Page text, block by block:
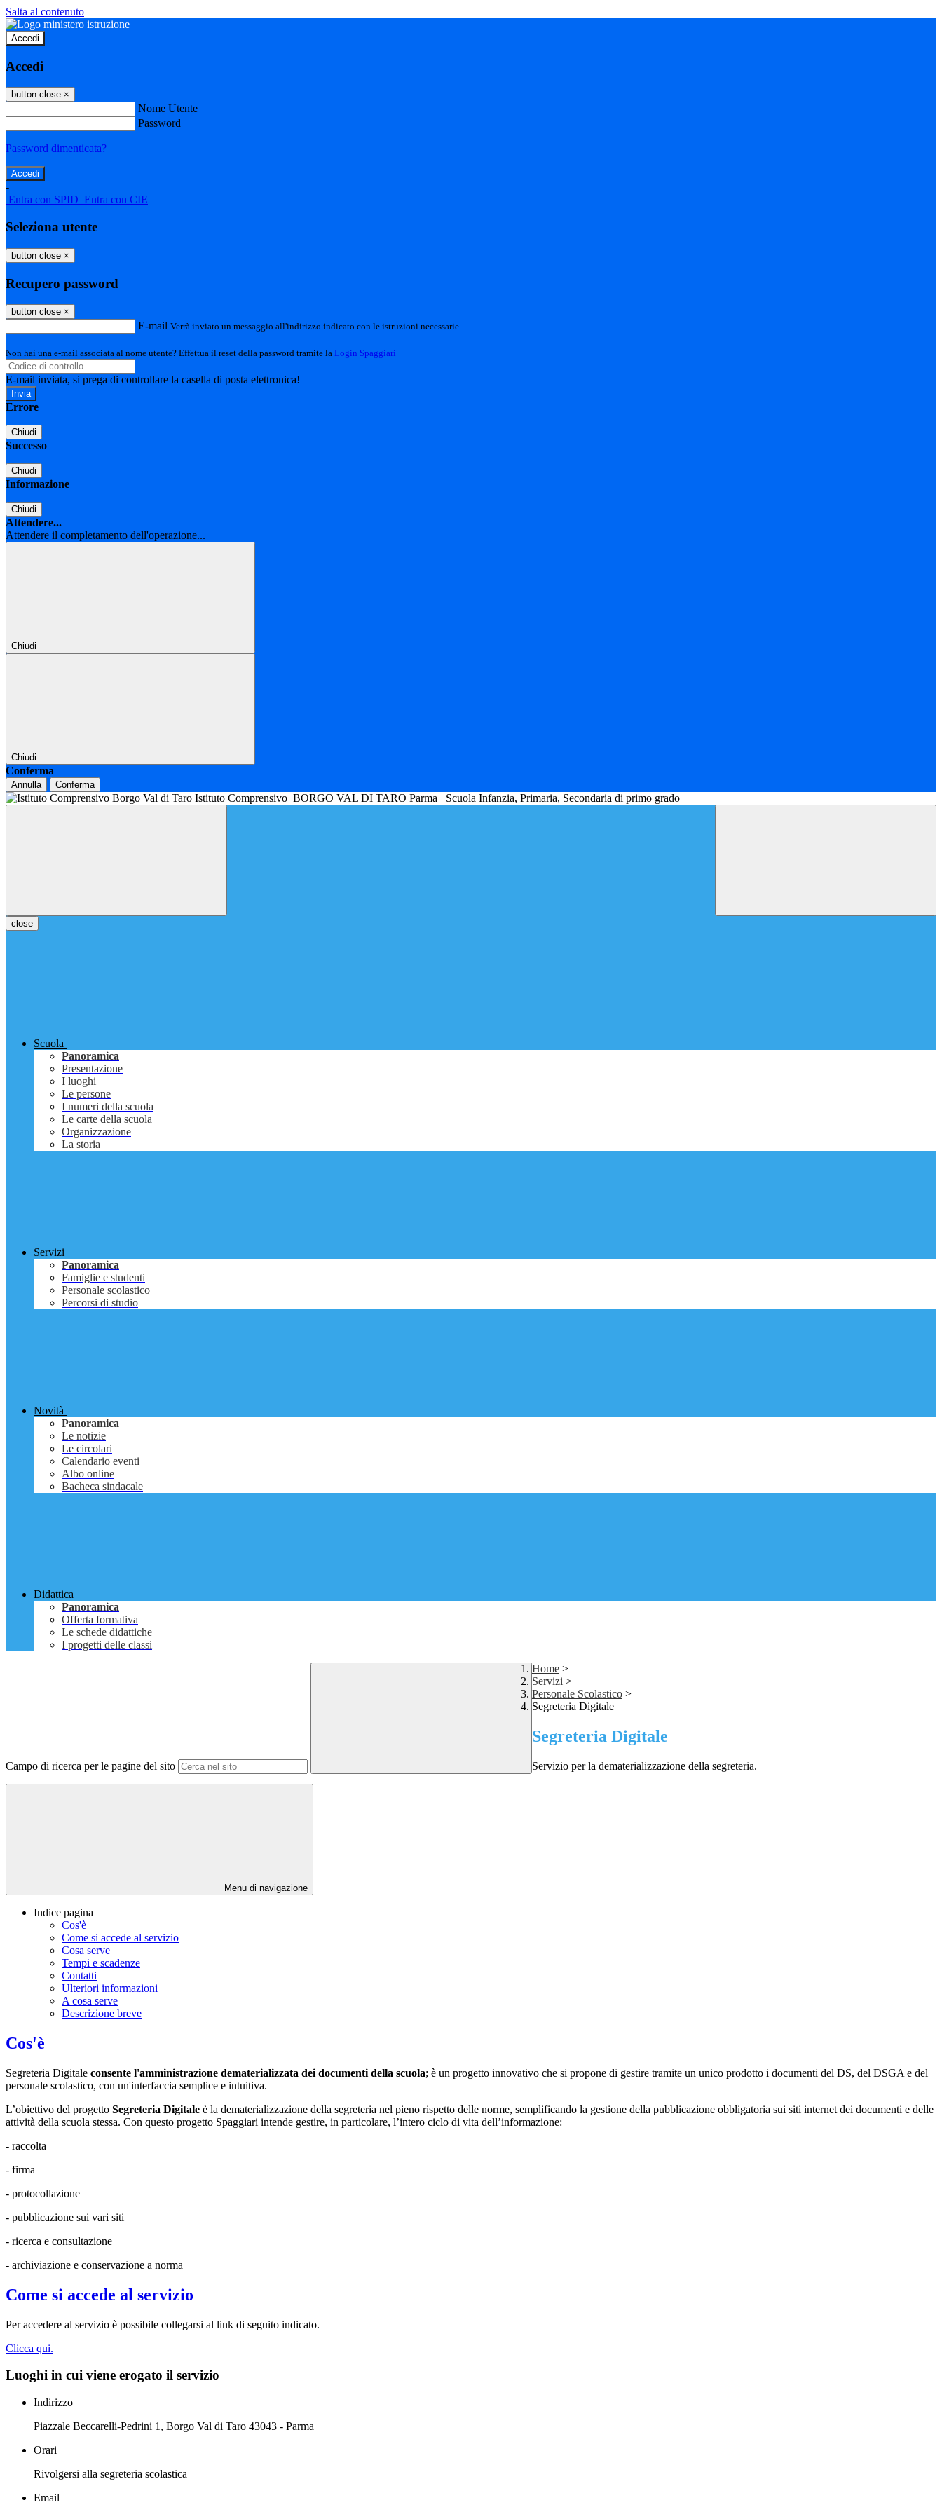
Salta al contenuto
Accedi
Accedi
button close ×
Nome Utente
Password
Password dimenticata?
-
Entra con SPID Entra con CIE
Seleziona utente
button close ×
Recupero password
button close ×
E-mail Verrà inviato un messaggio all'indirizzo indicato con le istruzioni necessarie.
Non hai una e-mail associata al nome utente? Effettua il reset della password tramite la Login Spaggiari
E-mail inviata, si prega di controllare la casella di posta elettronica!
Errore
Chiudi
Successo
Chiudi
Informazione
Chiudi
Attendere...
Attendere il completamento dell'operazione...
Chiudi
Chiudi
Conferma
Annulla Conferma
Istituto Comprensivo BORGO VAL DI TARO Parma Scuola Infanzia, Primaria, Secondaria di primo grado
close
Scuola
Panoramica
Presentazione
I luoghi
Le persone
I numeri della scuola
Le carte della scuola
Organizzazione
La storia
Servizi
Panoramica
Famiglie e studenti
Personale scolastico
Percorsi di studio
Novità
Panoramica
Le notizie
Le circolari
Calendario eventi
Albo online
Bacheca sindacale
Didattica
Panoramica
Offerta formativa
Le schede didattiche
I progetti delle classi
Campo di ricerca per le pagine del sito
Home >
Servizi >
Personale Scolastico >
Segreteria Digitale
Segreteria Digitale
Servizio per la dematerializzazione della segreteria.
Menu di navigazione
Indice pagina
Cos'è
Come si accede al servizio
Cosa serve
Tempi e scadenze
Contatti
Ulteriori informazioni
A cosa serve
Descrizione breve
Cos'è
Segreteria Digitale consente l'amministrazione dematerializzata dei documenti della scuola; è un progetto innovativo che si propone di gestire tramite un unico prodotto i documenti del DS, del DSGA e del
personale scolastico, con un'interfaccia semplice e intuitiva.
L’obiettivo del progetto Segreteria Digitale è la dematerializzazione della segreteria nel pieno rispetto delle norme, semplificando la gestione della pubblicazione obbligatoria sui siti internet dei documenti e delle
attività della scuola stessa. Con questo progetto Spaggiari intende gestire, in particolare, l’intero ciclo di vita dell’informazione:
- raccolta
- firma
- protocollazione
- pubblicazione sui vari siti
- ricerca e consultazione
- archiviazione e conservazione a norma
Come si accede al servizio
Per accedere al servizio è possibile collegarsi al link di seguito indicato.
Clicca qui.
Luoghi in cui viene erogato il servizio
Indirizzo
Piazzale Beccarelli-Pedrini 1, Borgo Val di Taro 43043 - Parma
Orari
Rivolgersi alla segreteria scolastica
Email